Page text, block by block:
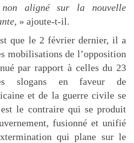
non aligné sur la nouvelle
, » ajoute-t-il.
que le 2 février dernier, il a
mobilisations de l’opposition
par rapport à celles du 23
slogans en faveur de
et de la guerre civile se
le contraire qui se produit
fusionné et unifié
qui plane sur le